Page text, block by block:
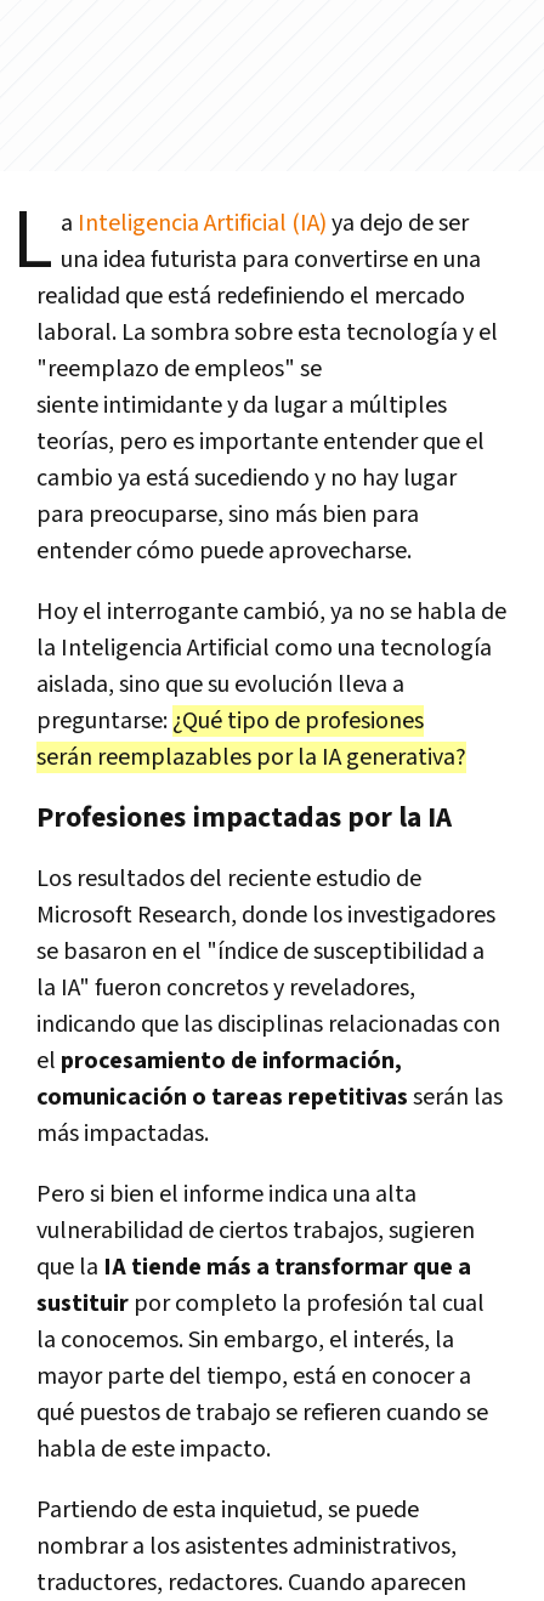
L a Inteligencia Artificial (IA)ya dejo de ser
una idea futurista para convertirse en una
realidad que está redefiniendo el mercado
laboral. La sombra sobre esta tecnología y el
"reemplazo de empleos" se
siente intimidante y da lugar a múltiples
teorías, pero es importante entender que el
cambio ya está sucediendo y no hay lugar
para preocuparse, sino más bien para
entender cómo puede aprovecharse.
Hoy el interrogante cambió, ya no se habla de
la Inteligencia Artificial como una tecnología
aislada, sino que su evolución lleva a
preguntarse:¿Qué tipo de profesiones
serán reemplazables por la IA generativa?
Profesiones impactadas por la IA
Los resultados del reciente estudio de
Microsoft Research, donde los investigadores
se basaron en el "índice de susceptibilidad a
la IA" fueron concretos y reveladores,
indicando que las disciplinas relacionadas con
el procesamiento de información,
comunicación o tareas repetitivasserán las
más impactadas.
Pero si bien el informe indica una alta
vulnerabilidad de ciertos trabajos, sugieren
que la IA tiende más a transformar que a
sustituir por completo la profesión tal cual
la conocemos. Sin embargo, el interés, la
mayor parte del tiempo, está en conocer a
qué puestos de trabajo se refieren cuando se
habla de este impacto.
Partiendo de esta inquietud, se puede
nombrar a los asistentes administrativos,
traductores, redactores. Cuando aparecen